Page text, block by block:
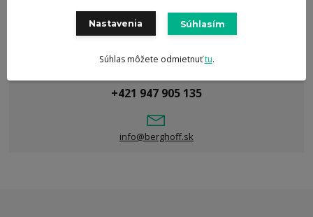
panvica cheesecake zahrada
grilovačka
bbq marinada
+421 947 905 135
info@berghoff.sk
Nastavenia Súhlasím
Súhlas môžete odmietnuťtu.